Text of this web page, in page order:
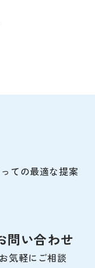
ての最適な提案
問い合わせ
気軽にご相談